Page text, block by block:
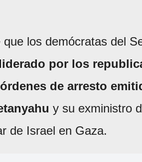
los demócratas del
por los
de arresto
y su exministro
de Israel en Gaza.